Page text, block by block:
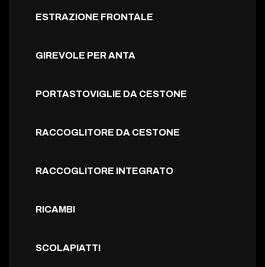
ESTRAZIONE FRONTALE
GIREVOLE PER ANTA
PORTASTOVIGLIE DA CESTONE
RACCOGLITORE DA CESTONE
RACCOGLITORE INTEGRATO
RICAMBI
SCOLAPIATTI